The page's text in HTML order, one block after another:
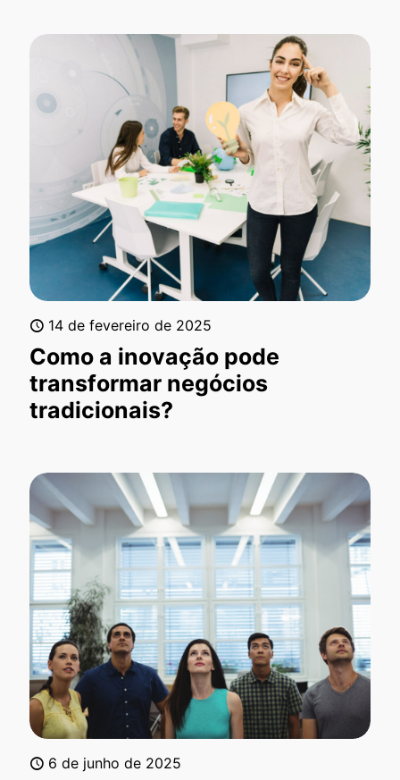
14 de fevereiro de 2025
Como a inovação pode
transformar negócios
tradicionais?
6 de junho de 2025